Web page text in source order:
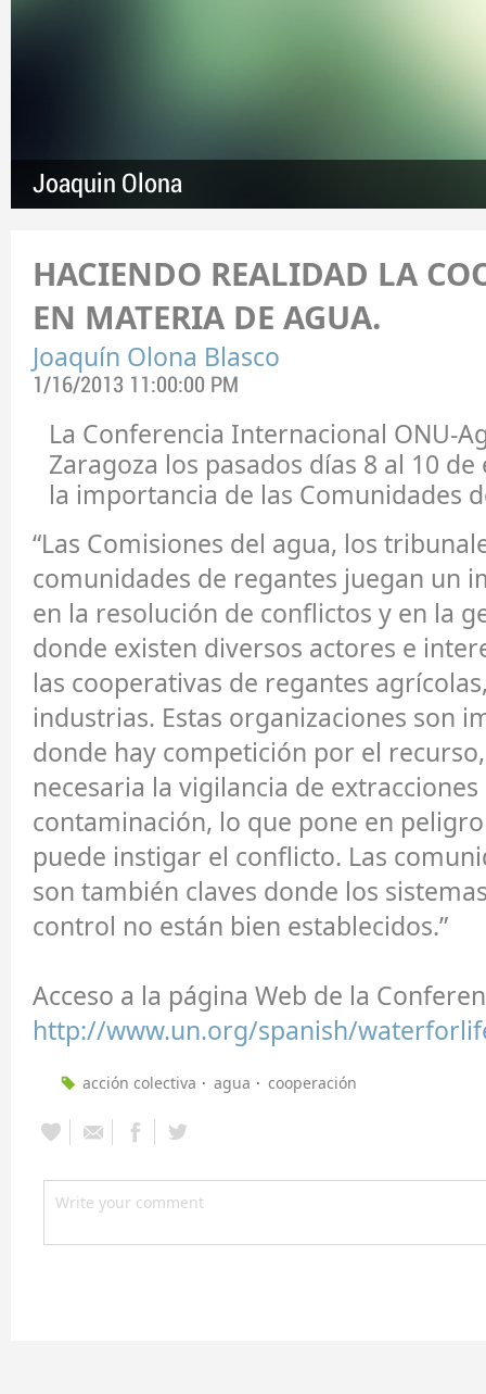
Joaquin Olona
HACIENDO REALIDAD LA
EN MATERIA DE AGUA.
Joaquín Olona Blasco
1/16/2013 11:00:00 PM
La Conferencia Internacional ONU-
Zaragoza los pasados días 8 al 10
la importancia de las Comunidades
“Las Comisiones del agua, los
comunidades de regantes juegan un
en la resolución de conflictos y en la
donde existen diversos actores e
las cooperativas de regantes
industrias. Estas organizaciones son
donde hay competición por el
necesaria la vigilancia de
contaminación, lo que pone en
puede instigar el conflicto. Las
son también claves donde los
control no están bien establecidos.”
Acceso a la página Web de la
http://www.un.org/spanish/
acción colectiva agua cooperación